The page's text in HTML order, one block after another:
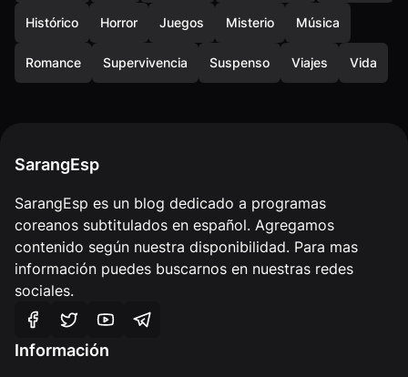
Histórico Horror Juegos Misterio Música
Romance Supervivencia Suspenso Viajes Vida
SarangEsp
SarangEsp es un blog dedicado a programas
coreanos subtitulados en español. Agregamos
contenido según nuestra disponibilidad. Para mas
información puedes buscarnos en nuestras redes
sociales.
Información